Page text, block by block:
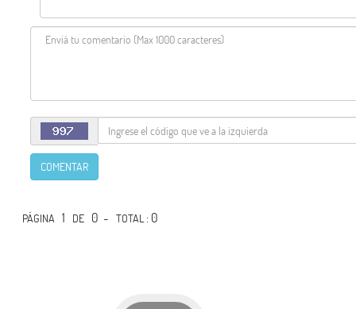
COMENTAR
PÁGINA 1 DE 0 -TOTAL: 0